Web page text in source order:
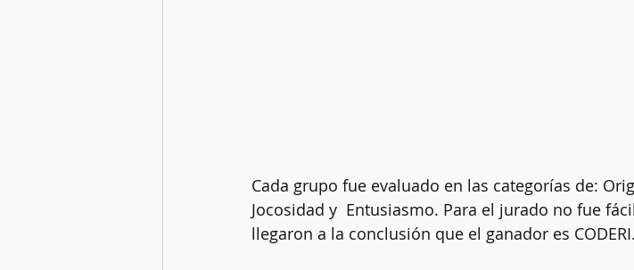
Cada grupo fue evaluado en las categorías de:
Jocosidad y  Entusiasmo. Para el jurado no fue
llegaron a la conclusión que el ganador es CODERI.